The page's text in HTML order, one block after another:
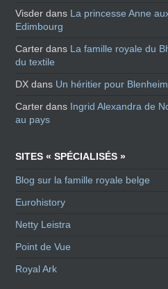
Visder dans La princesse Anne
Edimbourg
Carter dans La famille royale du
du textile
DX dans Un héritier pour
Carter dans Ingrid Alexandra de
au pays
SITES « SPÉCIALISÉS »
Blog sur la famille royale belge
Eurohistory
Netty Leistra
Point de Vue
Royal Ark